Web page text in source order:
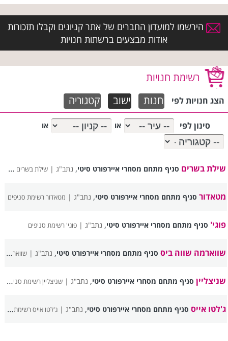
הירשמו למועדון החברים של אתר קניונים וקבלו תזכורות
אודות מבצעים ברשתות חנויות
רשימת חנויות
הצג חנויות לפי חנות ישוב קטגוריה
סינון לפי או או
שילת בשרים סניף מתחם מסחרי איירפורט סיטי, נתב"ג |שילת בשרים רשימת סניפים
מטאדור סניף מתחם מסחרי איירפורט סיטי, נתב"ג | מטאדור רשימת סניפים
פוגי' סניף מתחם מסחרי איירפורט סיטי, נתב"ג |פוגי' רשימת סניפים
שווארמה שווה ביס סניף מתחם מסחרי איירפורט סיטי, נתב"ג |שווארמה שווה ביס רשימת סניפים
שניצליין סניף מתחם מסחרי איירפורט סיטי, נתב"ג |שניצליין רשימת סניפים
ג'לטו אייס סניף מתחם מסחרי איירפורט סיטי, נתב"ג |ג'לטו אייס רשימת סניפים